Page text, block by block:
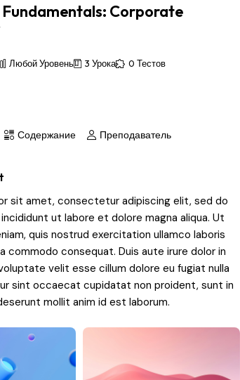
Fundamentals: Corporate
Любой Уровень 3 Урока
0 Тестов
Содержание Преподаватель
sit amet, consectetur adipiscing elit, sed do
ut labore et dolore magna aliqua. Ut
quis nostrud exercitation ullamco laboris
commodo consequat. Duis aute irure dolor in
velit esse cillum dolore eu fugiat nulla
sint occaecat cupidatat non proident, sunt in
mollit anim id est laborum.